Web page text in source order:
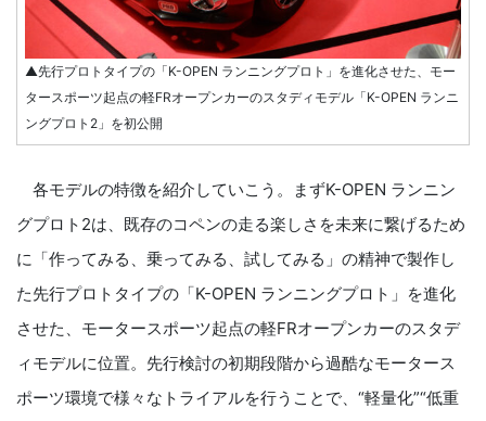
▲先行プロトタイプの「K-OPEN ランニングプロト」を進化させた、モー
タースポーツ起点の軽FRオープンカーのスタディモデル「K-OPEN ランニ
ングプロト2」を初公開
各モデルの特徴を紹介していこう。まずK-OPEN ランニン
グプロト2は、既存のコペンの走る楽しさを未来に繋げるため
に「作ってみる、乗ってみる、試してみる」の精神で製作し
た先行プロトタイプの「K-OPEN ランニングプロト」を進化
させた、モータースポーツ起点の軽FRオープンカーのスタデ
ィモデルに位置。先行検討の初期段階から過酷なモータース
ポーツ環境で様々なトライアルを行うことで、“軽量化”“低重